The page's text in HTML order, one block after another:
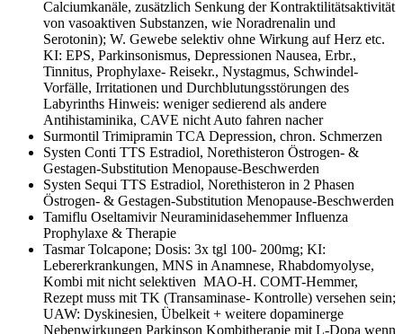
Calciumkanäle, zusätzlich Senkung der Kontraktilitätsaktivität
von vasoaktiven Substanzen, wie Noradrenalin und
Serotonin); W. Gewebe selektiv ohne Wirkung auf Herz etc.
KI: EPS, Parkinsonismus, Depressionen Nausea, Erbr.,
Tinnitus, Prophylaxe- Reisekr., Nystagmus, Schwindel-
Vorfälle, Irritationen und Durchblutungsstörungen des
Labyrinths Hinweis: weniger sedierend als andere
Antihistaminika, CAVE nicht Auto fahren nacher
Surmontil Trimipramin TCA Depression, chron. Schmerzen
Systen Conti TTS Estradiol, Norethisteron Östrogen- &
Gestagen-Substitution Menopause-Beschwerden
Systen Sequi TTS Estradiol, Norethisteron in 2 Phasen
Östrogen- & Gestagen-Substitution Menopause-Beschwerden
Tamiflu Oseltamivir Neuraminidasehemmer Influenza
Prophylaxe & Therapie
TasmarTolcapone; Dosis: 3x tgl 100- 200mg; KI:
Lebererkrankungen, MNS in Anamnese, Rhabdomyolyse,
Kombi mit nicht selektiven MAO-H. COMT-Hemmer,
Rezept muss mit TK (Transaminase- Kontrolle) versehen sein;
UAW: Dyskinesien, Übelkeit + weitere dopaminerge
Nebenwirkungen Parkinson Kombitherapie mit L-Dopa wenn